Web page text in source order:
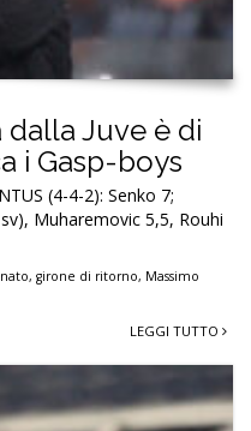
dalla Juve è di
i Gasp-boys
(4-4-2): Senko 7;
Muharemovic 5,5, Rouhi
, girone di ritorno, Massimo
LEGGI TUTTO